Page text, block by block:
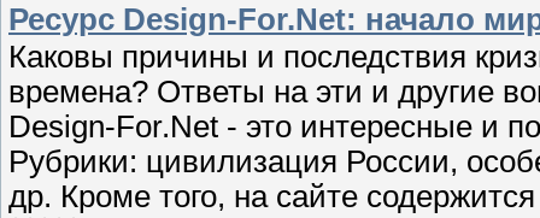
Ресурс Design-For.Net: начало
Каковы причины и последствия
времена? Ответы на эти и другие
Design-For.Net - это интересные и
Рубрики: цивилизация России,
др. Кроме того, на сайте